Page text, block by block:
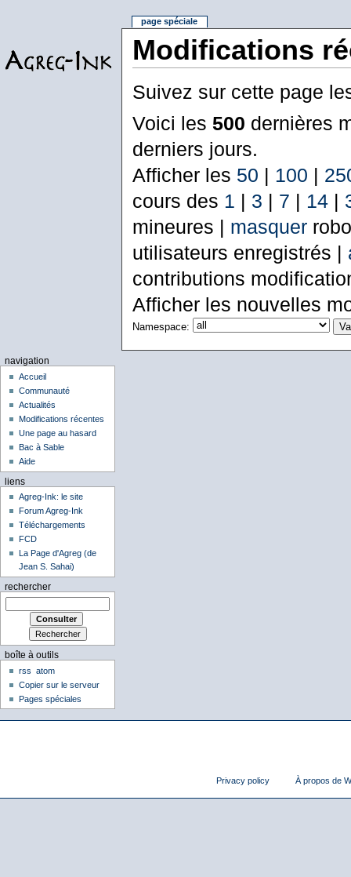
Modifications
Suivez sur cette page
Voici les 500 dernières
derniers jours.
Afficher les 50 | 100 |
cours des 1 | 3 | 7 | 14|
mineures | masquer
utilisateurs enregistrés |
contributions
Afficher les nouvelles
Namespace:
page spéciale
navigation
Accueil
Communauté
Actualités
Modifications récentes
Une page au hasard
Bac à Sable
Aide
liens
Agreg-Ink: le site
Forum Agreg-Ink
Téléchargements
FCD
La Page d'Agreg (de
Jean S. Sahai)
rechercher
boîte à outils
rss
atom
Copier sur le serveur
Pages spéciales
Privacy policy À propos de